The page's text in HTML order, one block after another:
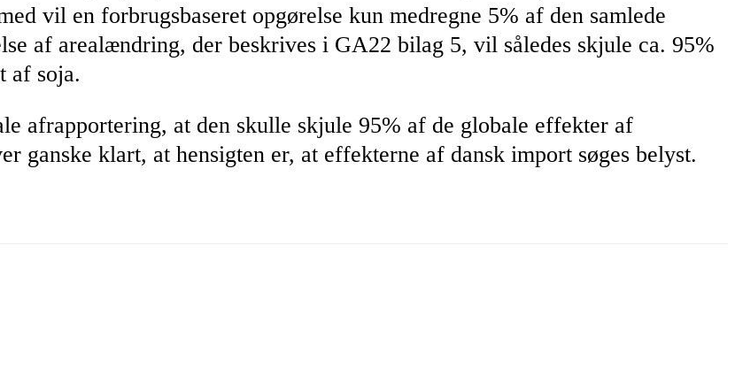
vil en forbrugsbaseret opgørelse kun medregne 5% af den samlede
af arealændring, der beskrives i GA22 bilag 5, vil således skjule ca. 95%
af soja.
afrapportering, at den skulle skjule 95% af de globale effekter af
klart, at hensigten er, at effekterne af dansk import søges belyst.